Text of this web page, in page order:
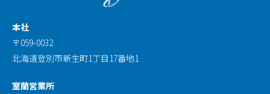
本社
〒059-0032
北海道登別市新生町1丁目17番地1
室蘭営業所